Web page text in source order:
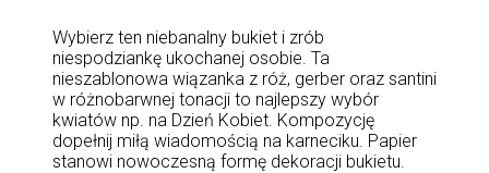
Wybierz ten niebanalny bukiet i zrób
niespodziankę ukochanej osobie. Ta
nieszablonowa wiązanka z róż, gerber oraz santini
w różnobarwnej tonacji to najlepszy wybór
kwiatów np. na Dzień Kobiet. Kompozycję
dopełnij miłą wiadomością na karneciku. Papier
stanowi nowoczesną formę dekoracji bukietu.